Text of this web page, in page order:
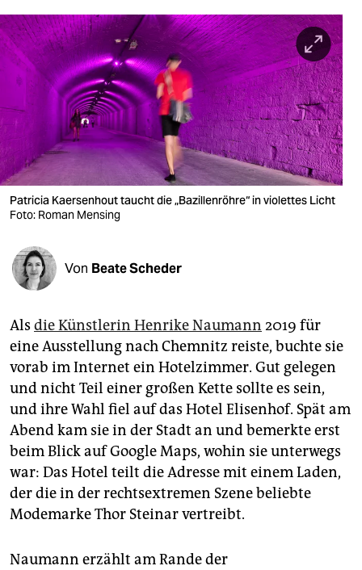
sport
berlin
nord
wahrheit
verlag
verlag
veranstaltungen
shop
fragen & hilfe
unterstützen
abo
genossenschaft
epaper login
Patricia Kaersenhout taucht die „Bazillenröhre“ in violettes Licht
Foto: Roman Mensing
Von Beate Scheder
Als die Künstlerin Henrike Naumann 2019 für
eine Ausstellung nach Chemnitz reiste, buchte sie
vorab im Internet ein Hotelzimmer. Gut gelegen
und nicht Teil einer großen Kette sollte es sein,
und ihre Wahl fiel auf das Hotel Elisenhof. Spät am
Abend kam sie in der Stadt an und bemerkte erst
beim Blick auf Google Maps, wohin sie unterwegs
war: Das Hotel teilt die Adresse mit einem Laden,
der die in der rechtsextremen Szene beliebte
Modemarke Thor Steinar vertreibt.
Naumann erzählt am Rande der